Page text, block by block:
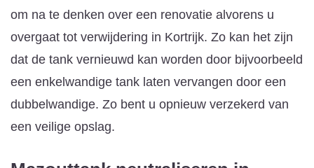
om na te denken over een renovatie alvorens u
overgaat tot verwijdering in Kortrijk. Zo kan het zijn
dat de tank vernieuwd kan worden door bijvoorbeeld
een enkelwandige tank laten vervangen door een
dubbelwandige. Zo bent u opnieuw verzekerd van
een veilige opslag.